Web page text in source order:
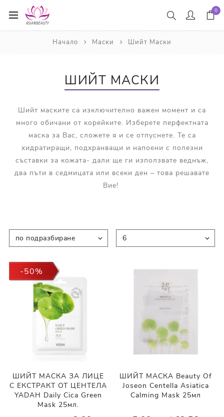
0
Начало Маски Шийт Маски
ШИЙТ МАСКИ
Шийт маските са изключително важен момент и са
много обичани от корейките. Изберете перфектната
маска за Вас, сложете я и се отпуснете. Те са
хидратиращи, подхранващи и напоени с полезни
съставки за кожата- дали ще ги използвате веднъж,
два пъти в седмицата или всеки ден – това решавате
Вие!
-50%
ШИЙТ МАСКА ЗА ЛИЦЕ
С ЕКСТРАКТ ОТ ЦЕНТЕЛА
YADAH Daily Cica Green
Mask 25мл.
ШИЙТ МАСКА Beauty Of
Joseon Centella Asiatica
Calming Mask 25мл